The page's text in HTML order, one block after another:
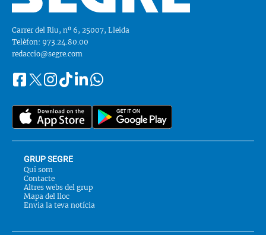
Carrer del Riu, nº 6, 25007, Lleida
Telèfon: 973.24.80.00
redaccio@segre.com
Segueix-
a::
FacebookInstagram
TiktokLinkedinWhatsapp
GRUP SEGRE
Qui som
Contacte
Altres webs del grup
Mapa del lloc
Envia la teva notícia